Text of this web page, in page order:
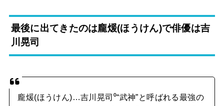
最後に出てきたのは龐煖(ほうけん)で俳優は吉
川晃司
龐煖(ほうけん)…吉川晃司⁰“武神”と呼ばれる最強の